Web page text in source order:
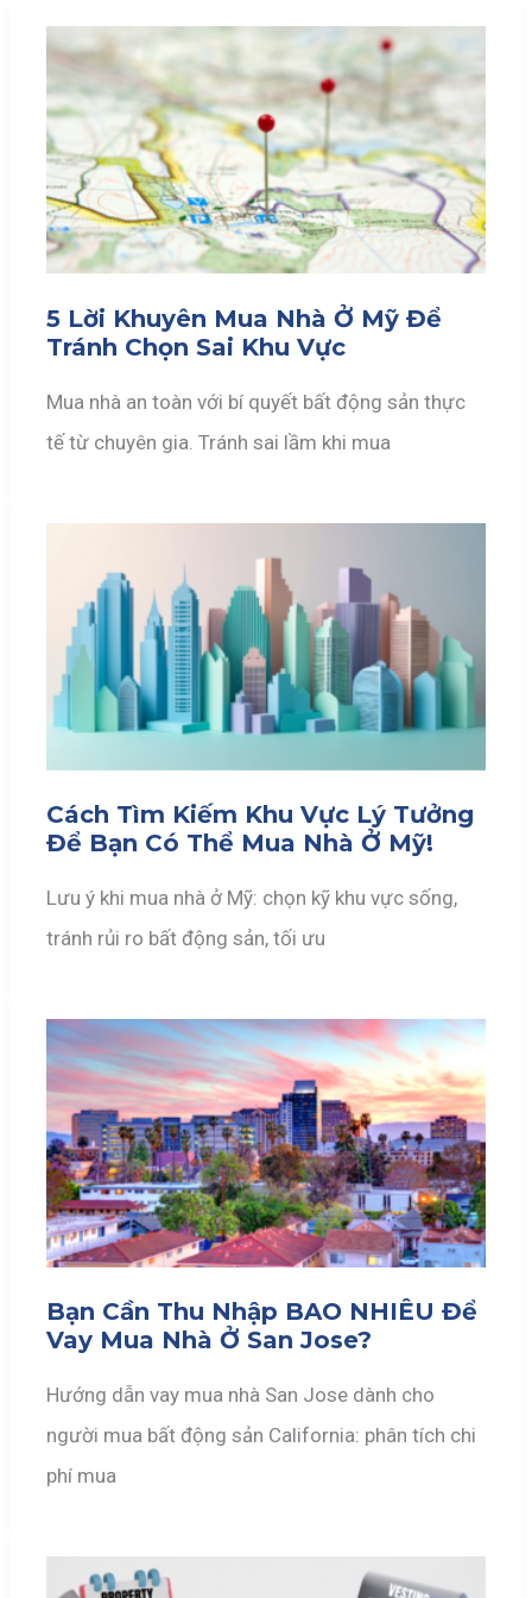
5 Lời Khuyên Mua Nhà Ở Mỹ Để
Tránh Chọn Sai Khu Vực
Mua nhà an toàn với bí quyết bất động sản thực
tế từ chuyên gia. Tránh sai lầm khi mua
Cách Tìm Kiếm Khu Vực Lý Tưởng
Để Bạn Có Thể Mua Nhà Ở Mỹ!
Lưu ý khi mua nhà ở Mỹ: chọn kỹ khu vực sống,
tránh rủi ro bất động sản, tối ưu
Bạn Cần Thu Nhập BAO NHIÊU Để
Vay Mua Nhà Ở San Jose?
Hướng dẫn vay mua nhà San Jose dành cho
người mua bất động sản California: phân tích chi
phí mua